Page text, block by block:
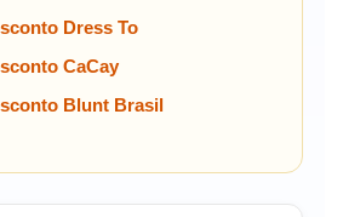
Dress To
CaCay
Blunt Brasil